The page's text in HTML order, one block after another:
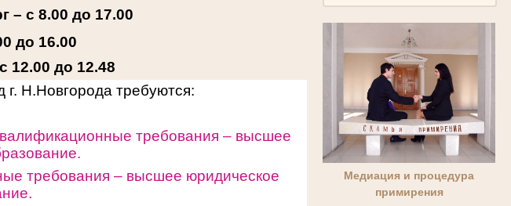
Медиация и процедура
примирения
– с 8.00 до 17.00
до 16.00
12.00 до 12.48
Н.Новгорода требуются:
требования – высшее
требования – высшее юридическое